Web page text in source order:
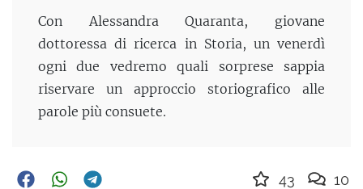
Con Alessandra Quaranta, giovane
dottoressa di ricerca in Storia, un venerdì
ogni due vedremo quali sorprese sappia
riservare un approccio storiografico alle
parole più consuete.
43 10